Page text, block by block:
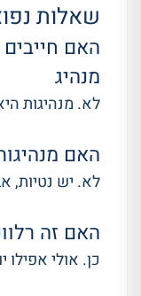
שאלות
האם
מנהיג
לא. מנהיגות
האם
לא. יש נטיות,
האם זה
כן. אולי אפילו